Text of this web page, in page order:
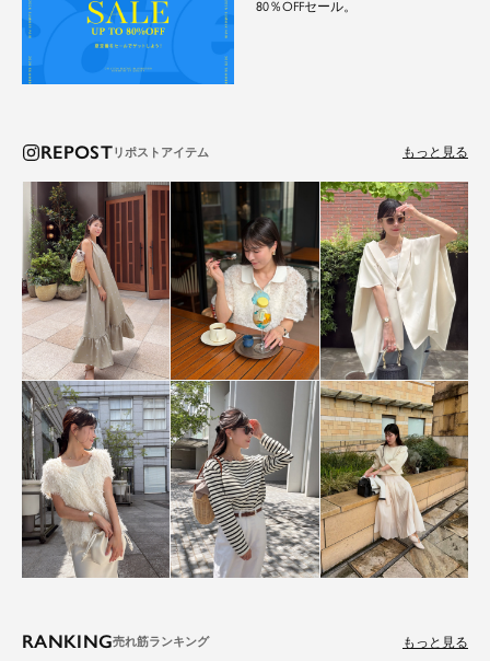
80％OFFセール。
REPOST もっと見る
RANKING もっと見る